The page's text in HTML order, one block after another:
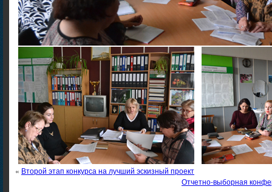
« Второй этап конкурса на лучший эскизный проект
Отчетно-выборная